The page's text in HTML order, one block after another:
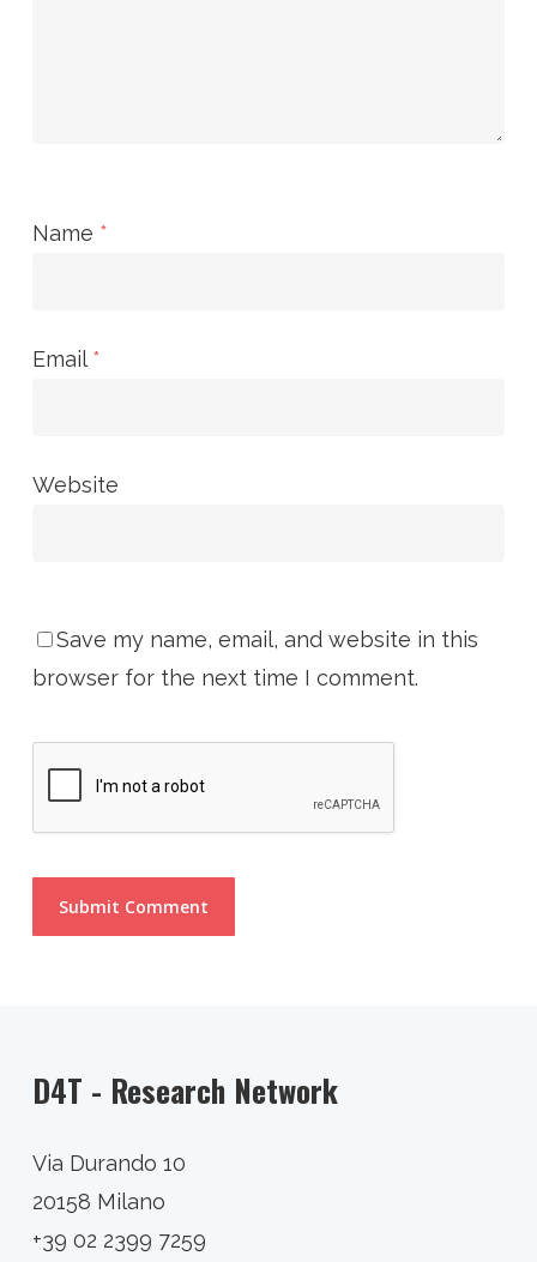
Name *
Email *
Website
Save my name, email, and website in this
browser for the next time I comment.
D4T - Research Network
Via Durando 10
20158 Milano
+39 02 2399 7259